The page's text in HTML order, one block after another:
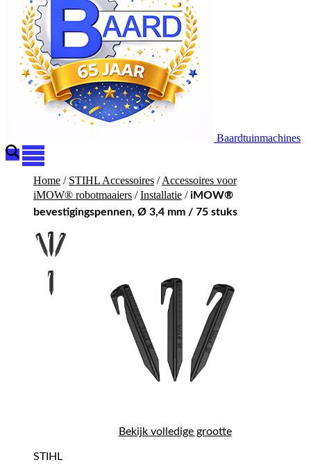
Baardtuinmachines
Home / STIHL Accessoires /Accessoires voor
iMOW® robotmaaiers /Installatie /iMOW®
bevestigingspennen, Ø 3,4 mm / 75 stuks
Bekijk volledige grootte
STIHL